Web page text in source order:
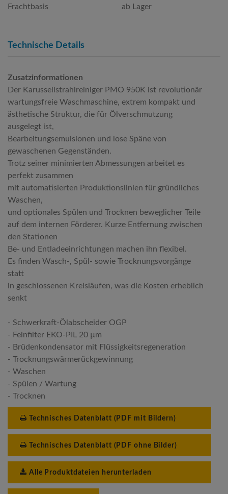
Frachtbasis
ab Lager
Technische Details
Zusatzinformationen
Der Karussellstrahlreiniger PMO 950K ist revolutionär
wartungsfreie Waschmaschine, extrem kompakt und
ästhetische Struktur, die für Ölverschmutzung
ausgelegt ist,
Bearbeitungsemulsionen und lose Späne von
gewaschenen Gegenständen.
Trotz seiner minimierten Abmessungen arbeitet es
perfekt zusammen
mit automatisierten Produktionslinien für gründliches
Waschen,
und optionales Spülen und Trocknen beweglicher Teile
auf dem internen Förderer. Kurze Entfernung zwischen
den Stationen
Be- und Entladeeinrichtungen machen ihn flexibel.
Es finden Wasch-, Spül- sowie Trocknungsvorgänge
statt
in geschlossenen Kreisläufen, was die Kosten erheblich
senkt
- Schwerkraft-Ölabscheider OGP
- Feinfilter EKO-PIL 20 µm
- Brüdenkondensator mit Flüssigkeitsregeneration
- Trocknungswärmerückgewinnung
- Waschen
- Spülen / Wartung
- Trocknen
Technisches Datenblatt (PDF mit Bildern)
Technisches Datenblatt (PDF ohne Bilder)
Alle Produktdateien herunterladen